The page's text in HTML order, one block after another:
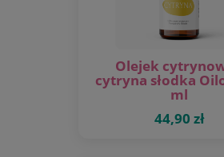
Olejek
cytryna słodka
ml
44,90 zł